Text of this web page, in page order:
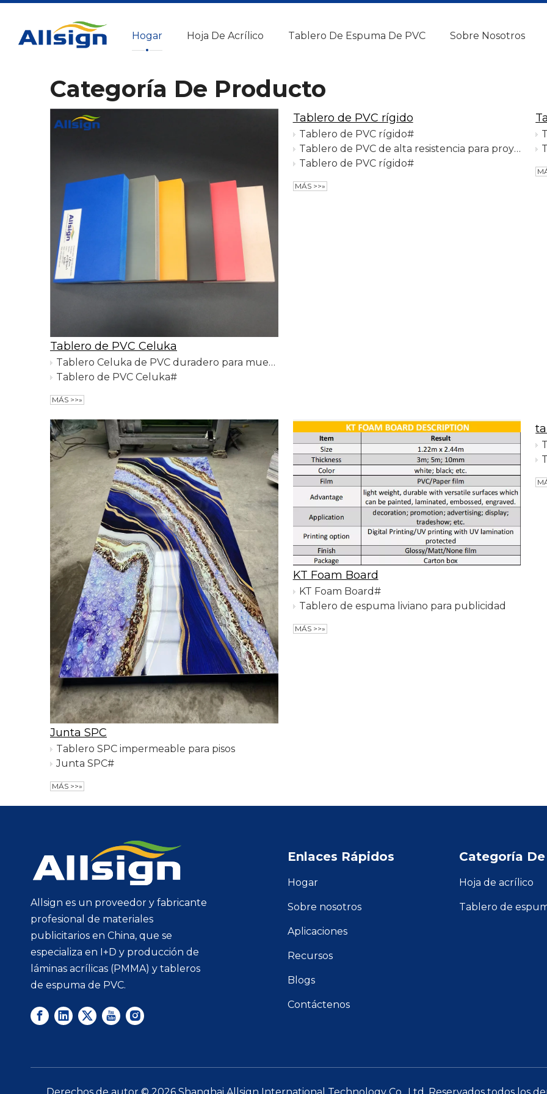
Hogar Hoja De Acrílico Tablero De Espuma De PVC Sobre Nosotros
Categoría De Producto
Tablero de PVC Celuka
Tablero Celuka de PVC duradero para muebles
Tablero de PVC Celuka#
MÁS >>»
Tablero de PVC rígido
Tablero de PVC rígido#
Tablero de PVC de alta resistencia para proyectos
Tablero de PVC rígido#
MÁS >>»
Junta SPC
Tablero SPC impermeable para pisos
Junta SPC#
MÁS >>»
KT Foam Board
KT Foam Board#
Tablero de espuma liviano para publicidad
MÁS >>»
Allsign es un proveedor y fabricante
profesional de materiales
publicitarios en China, que se
especializa en I+D y producción de
láminas acrílicas (PMMA) y tableros
de espuma de PVC.
Enlaces Rápidos
Hogar
Sobre nosotros
Aplicaciones
Recursos
Blogs
Contáctenos
Categoría
Hoja de acrílico
Tablero de